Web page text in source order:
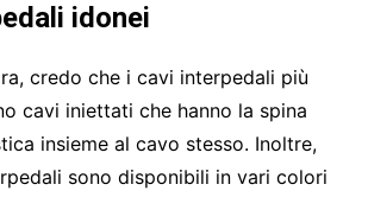
idonei
credo che i cavi interpedali più
cavi iniettati che hanno la spina
insieme al cavo stesso. Inoltre,
sono disponibili in vari colori